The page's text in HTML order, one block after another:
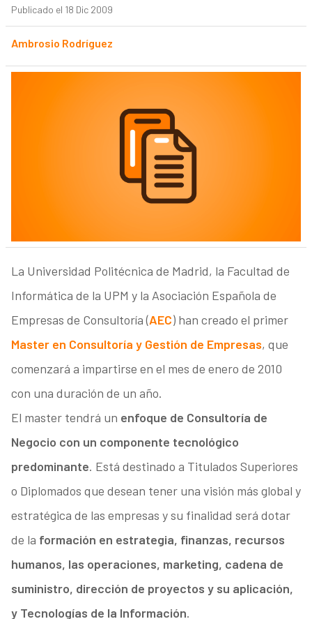
Publicado el 18 Dic 2009
Ambrosio Rodríguez
La Universidad Politécnica de Madrid, la Facultad de
Informática de la UPM y la Asociación Española de
Empresas de Consultoría (AEC) han creado el primer
Master en Consultoría y Gestión de Empresas, que
comenzará a impartirse en el mes de enero de 2010
con una duración de un año.
El master tendrá un enfoque de Consultoría de
Negocio con un componente tecnológico
predominante. Está destinado a Titulados Superiores
o Diplomados que desean tener una visión más global y
estratégica de las empresas y su finalidad será dotar
de la formación en estrategia, finanzas, recursos
humanos, las operaciones, marketing, cadena de
suministro, dirección de proyectos y su aplicación,
y Tecnologías de la Información.